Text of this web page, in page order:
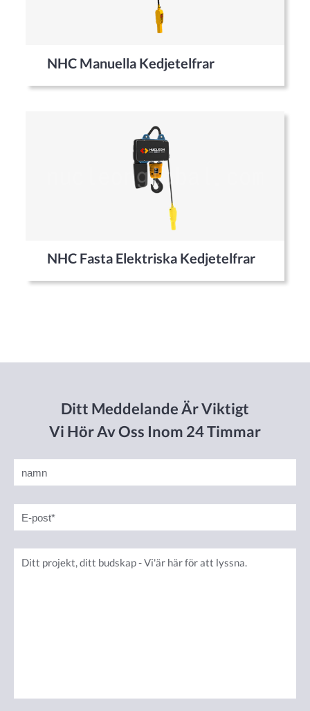
NHC Manuella Kedjetelfrar
NHC Fasta Elektriska Kedjetelfrar
Ditt Meddelande Är Viktigt
Vi Hör Av Oss Inom 24 Timmar